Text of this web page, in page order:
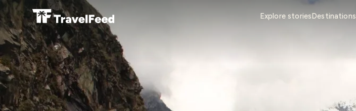
Explore storiesDestinations